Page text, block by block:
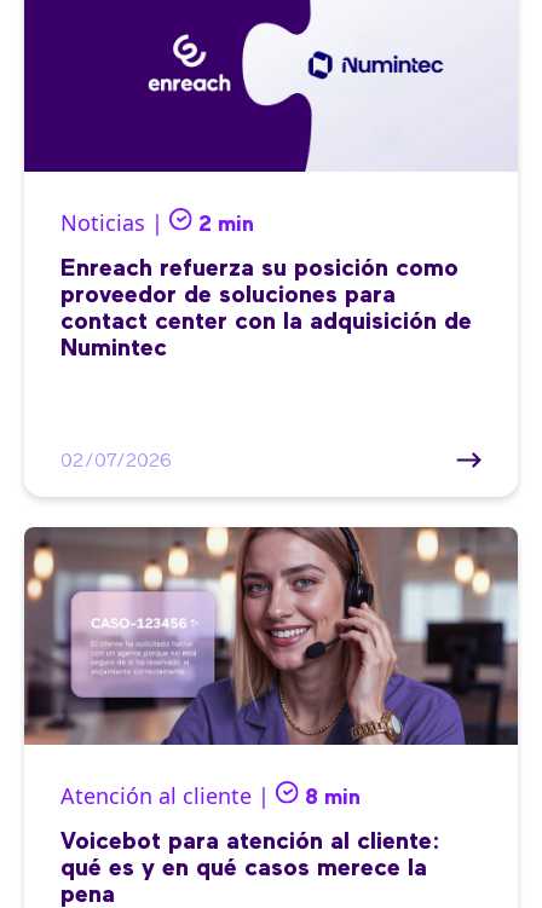
Noticias | 2 min
Enreach refuerza su posición como
proveedor de soluciones para
contact center con la adquisición de
Numintec
02/07/2026
Atención al cliente | 8 min
Voicebot para atención al cliente:
qué es y en qué casos merece la
pena